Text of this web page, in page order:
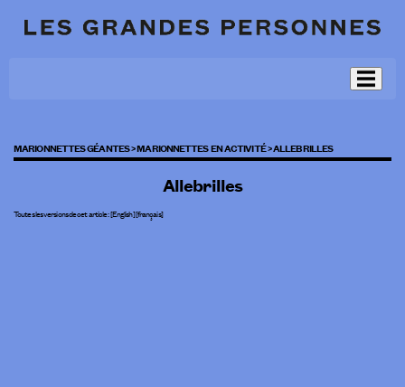
MARIONNETTES GÉANTES >MARIONNETTES EN ACTIVITÉ >ALLEBRILLES
Allebrilles
Toutes les versions de cet article :[English][français]